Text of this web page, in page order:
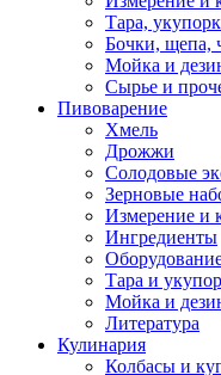
Тара,
Бочки, щепа,
Мойка и
Сырье и
Пивоварение
Хмель
Дрожжи
Солодовые
Зерновые
Измерение и
Ингредиенты
Тара и
Мойка и
Литература
Кулинария
Колбасы и